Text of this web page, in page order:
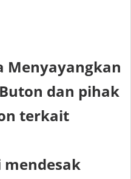
Menyayangkan
dan pihak
terkait